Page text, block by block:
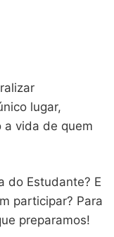
lugar,
a vida de quem
do Estudante? E
participar? Para
preparamos!